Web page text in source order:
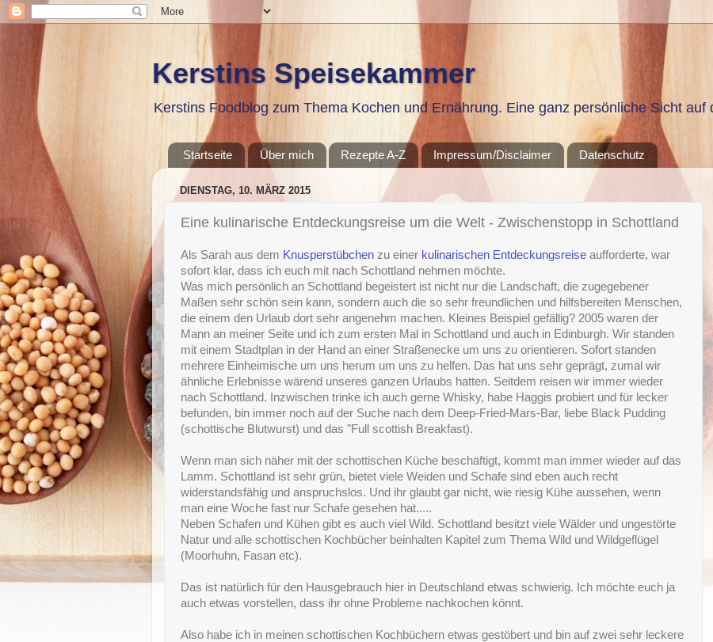
Kerstins Speisekammer
Kerstins Foodblog zum Thema Kochen und Ernährung. Eine ganz persönliche Sicht auf
Startseite Über mich Rezepte A-Z Impressum/Disclaimer Datenschutz
DIENSTAG, 10. MÄRZ 2015
Eine kulinarische Entdeckungsreise um die Welt - Zwischenstopp in Schottland
Als Sarah aus dem Knusperstübchen zu einer kulinarischen Entdeckungsreise aufforderte, war
sofort klar, dass ich euch mit nach Schottland nehmen möchte.
Was mich persönlich an Schottland begeistert ist nicht nur die Landschaft, die zugegebener
Maßen sehr schön sein kann, sondern auch die so sehr freundlichen und hilfsbereiten Menschen,
die einem den Urlaub dort sehr angenehm machen. Kleines Beispiel gefällig? 2005 waren der
Mann an meiner Seite und ich zum ersten Mal in Schottland und auch in Edinburgh. Wir standen
mit einem Stadtplan in der Hand an einer Straßenecke um uns zu orientieren. Sofort standen
mehrere Einheimische um uns herum um uns zu helfen. Das hat uns sehr geprägt, zumal wir
ähnliche Erlebnisse wärend unseres ganzen Urlaubs hatten. Seitdem reisen wir immer wieder
nach Schottland. Inzwischen trinke ich auch gerne Whisky, habe Haggis probiert und für lecker
befunden, bin immer noch auf der Suche nach dem Deep-Fried-Mars-Bar, liebe Black Pudding
(schottische Blutwurst) und das "Full scottish Breakfast).
Wenn man sich näher mit der schottischen Küche beschäftigt, kommt man immer wieder auf das
Lamm. Schottland ist sehr grün, bietet viele Weiden und Schafe sind eben auch recht
widerstandsfähig und anspruchslos. Und ihr glaubt gar nicht, wie riesig Kühe aussehen, wenn
man eine Woche fast nur Schafe gesehen hat.....
Neben Schafen und Kühen gibt es auch viel Wild. Schottland besitzt viele Wälder und ungestörte
Natur und alle schottischen Kochbücher beinhalten Kapitel zum Thema Wild und Wildgeflügel
(Moorhuhn, Fasan etc).
Das ist natürlich für den Hausgebrauch hier in Deutschland etwas schwierig. Ich möchte euch ja
auch etwas vorstellen, dass ihr ohne Probleme nachkochen könnt.
Also habe ich in meinen schottischen Kochbüchern etwas gestöbert und bin auf zwei sehr leckere